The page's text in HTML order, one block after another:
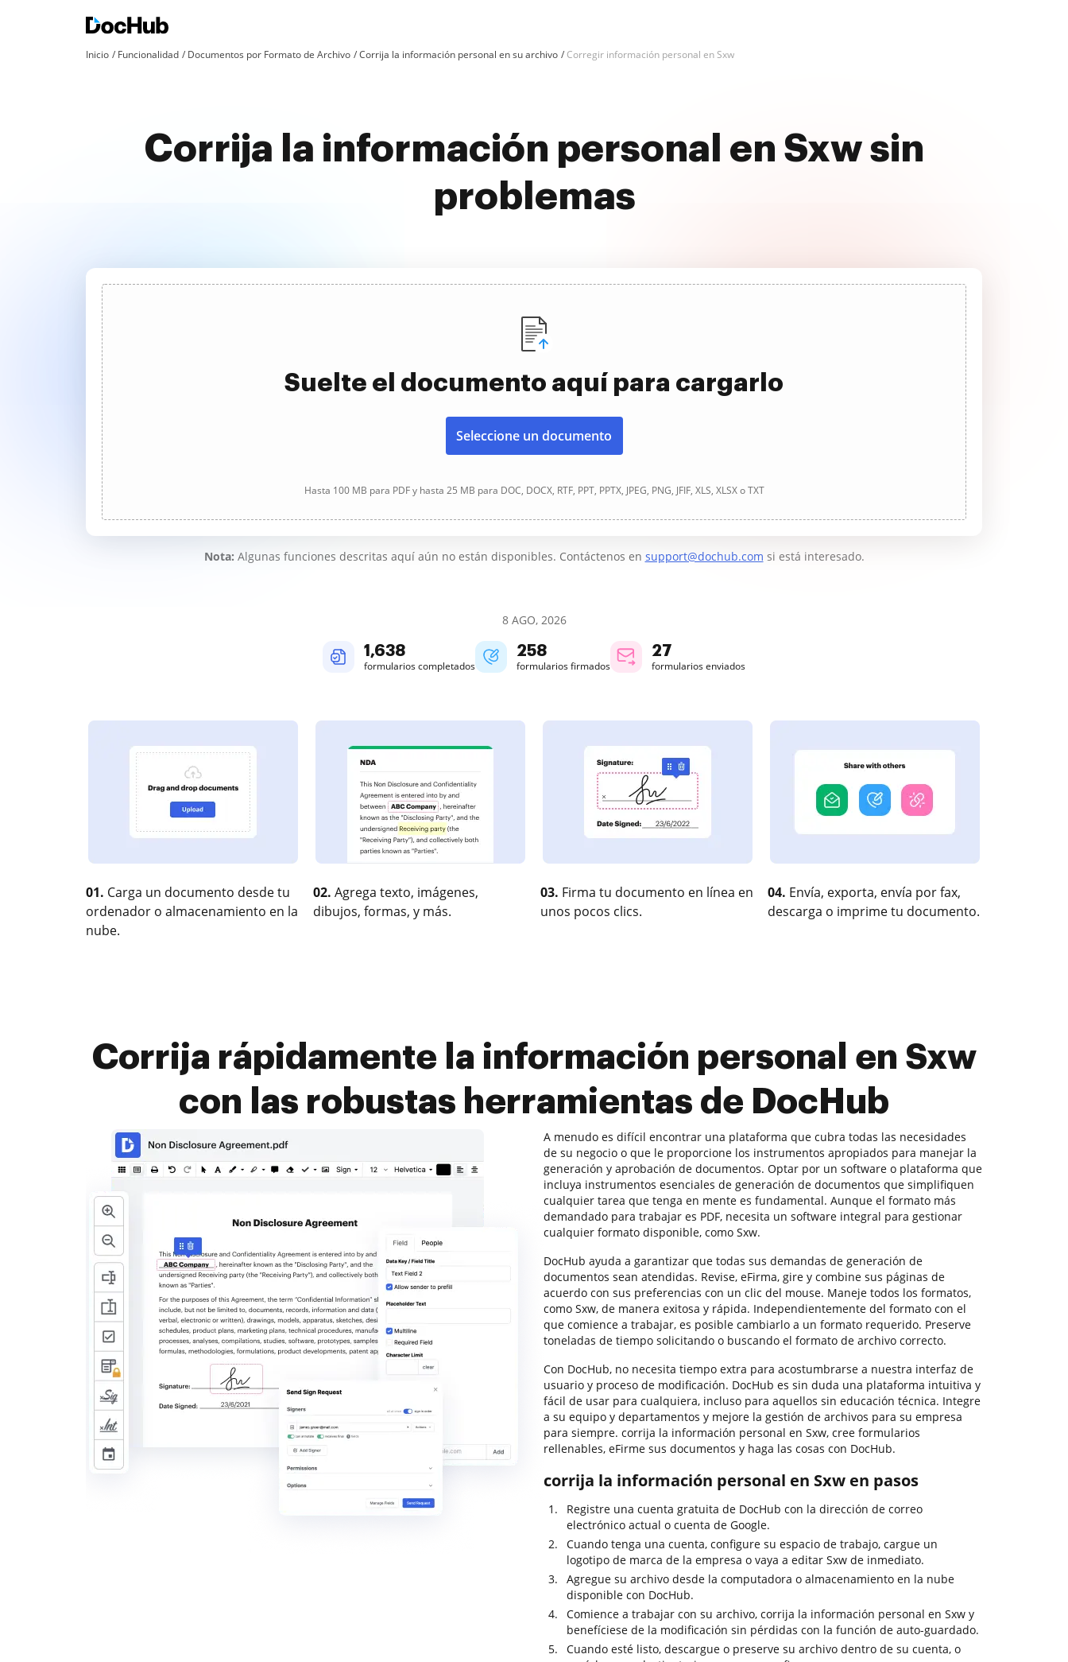
Inicio Funcionalidad Documentos por Formato de Archivo Corrija la información personal en su archivo Corregir información personal en Sxw
Corrija la información personal en Sxw sin
problemas
Suelte el documento aquí para cargarlo
Seleccione un documento
Hasta 100 MB para PDF y hasta 25 MB para DOC, DOCX, RTF, PPT, PPTX, JPEG, PNG, JFIF, XLS, XLSX o TXT
Nota: Algunas funciones descritas aquí aún no están disponibles. Contáctenos en support@dochub.com si está interesado.
8 AGO, 2026
1,638
formularios completados
258
formularios firmados
27
formularios enviados
01. Carga un documento desde tu
ordenador o almacenamiento en la
nube.
02. Agrega texto, imágenes,
dibujos, formas, y más.
03. Firma tu documento en línea en
unos pocos clics.
04. Envía, exporta, envía por fax,
descarga o imprime tu documento.
Corrija rápidamente la información personal en Sxw
con las robustas herramientas de DocHub
A menudo es difícil encontrar una plataforma que cubra todas las necesidades
de su negocio o que le proporcione los instrumentos apropiados para manejar la
generación y aprobación de documentos. Optar por un software o plataforma que
incluya instrumentos esenciales de generación de documentos que simplifiquen
cualquier tarea que tenga en mente es fundamental. Aunque el formato más
demandado para trabajar es PDF, necesita un software integral para gestionar
cualquier formato disponible, como Sxw.
DocHub ayuda a garantizar que todas sus demandas de generación de
documentos sean atendidas. Revise, eFirma, gire y combine sus páginas de
acuerdo con sus preferencias con un clic del mouse. Maneje todos los formatos,
como Sxw, de manera exitosa y rápida. Independientemente del formato con el
que comience a trabajar, es posible cambiarlo a un formato requerido. Preserve
toneladas de tiempo solicitando o buscando el formato de archivo correcto.
Con DocHub, no necesita tiempo extra para acostumbrarse a nuestra interfaz de
usuario y proceso de modificación. DocHub es sin duda una plataforma intuitiva y
fácil de usar para cualquiera, incluso para aquellos sin educación técnica. Integre
a su equipo y departamentos y mejore la gestión de archivos para su empresa
para siempre. corrija la información personal en Sxw, cree formularios
rellenables, eFirme sus documentos y haga las cosas con DocHub.
corrija la información personal en Sxw en pasos
Registre una cuenta gratuita de DocHub con la dirección de correo
electrónico actual o cuenta de Google.
Cuando tenga una cuenta, configure su espacio de trabajo, cargue un
logotipo de marca de la empresa o vaya a editar Sxw de inmediato.
Agregue su archivo desde la computadora o almacenamiento en la nube
disponible con DocHub.
Comience a trabajar con su archivo, corrija la información personal en Sxw y
benefíciese de la modificación sin pérdidas con la función de auto-guardado.
Cuando esté listo, descargue o preserve su archivo dentro de su cuenta, o